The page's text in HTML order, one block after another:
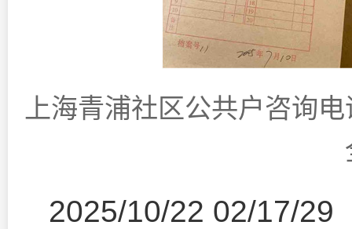
上海青浦社区公共户咨询
2025/10/22 02/17/29